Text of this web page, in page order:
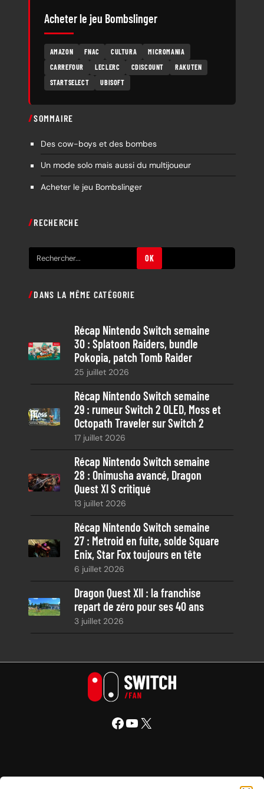
Acheter le jeu Bombslinger
AMAZON FNAC CULTURA
MICROMANIA
CARREFOUR
LECLERC CDISCOUNT
RAKUTEN
STARTSELECT
UBISOFT
SOMMAIRE
Des cow-boys et des bombes
Un mode solo mais aussi du multijoueur
Acheter le jeu Bombslinger
RECHERCHE
e
h
c
h
OK
DANS LA MÊME CATÉGORIE
Récap Nintendo Switch semaine
30 : Splatoon Raiders, bundle
Pokopia, patch Tomb Raider
25 juillet 2026
Récap Nintendo Switch semaine
29 : rumeur Switch 2 OLED, Moss et
Octopath Traveler sur Switch 2
17 juillet 2026
Récap Nintendo Switch semaine
28 : Onimusha avancé, Dragon
Quest XI S critiqué
13 juillet 2026
Récap Nintendo Switch semaine
27 : Metroid en fuite, solde Square
Enix, Star Fox toujours en tête
6 juillet 2026
Dragon Quest XII : la franchise
repart de zéro pour ses 40 ans
3 juillet 2026
Facebook YouTube X